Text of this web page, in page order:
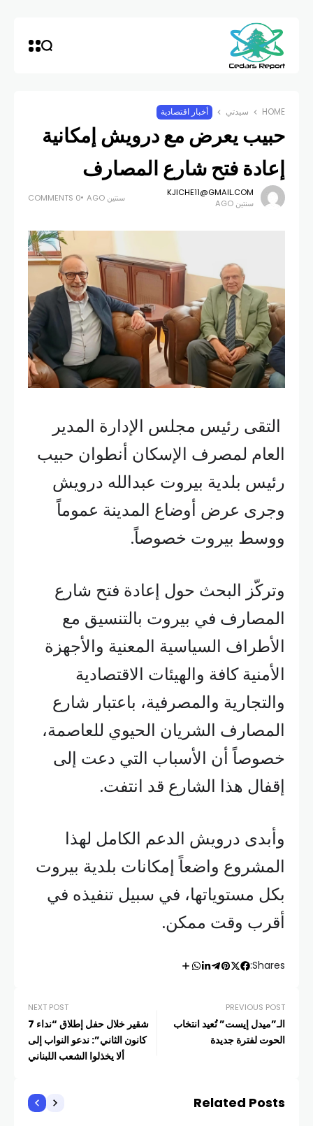
HOME سيدتي أخبار اقتصادية
حبيب يعرض مع درويش إمكانية
إعادة فتح شارع المصارف
KJICHE11@GMAIL.COM
سنتين AGO
سنتين AGO 0 COMMENTS
التقى رئيس مجلس الإدارة المدير
العام لمصرف الإسكان أنطوان حبيب
رئيس بلدية بيروت عبدالله درويش
وجرى عرض أوضاع المدينة عموماً
ووسط بيروت خصوصاً.
وتركّز البحث حول إعادة فتح شارع
المصارف في بيروت بالتنسيق مع
الأطراف السياسية المعنية والأجهزة
الأمنية كافة والهيئات الاقتصادية
والتجارية والمصرفية، باعتبار شارع
المصارف الشريان الحيوي للعاصمة،
خصوصاً أن الأسباب التي دعت إلى
إقفال هذا الشارع قد انتفت.
وأبدى درويش الدعم الكامل لهذا
المشروع واضعاً إمكانات بلدية بيروت
بكل مستوياتها، في سبيل تنفيذه في
أقرب وقت ممكن.
Shares:
PREVIOUS POST
الـ”ميدل إيست” تُعيد انتخاب
الحوت لفترة جديدة
NEXT POST
شقير خلال حفل إطلاق “نداء 7
كانون الثاني”: ندعو النواب إلى
ألا يخذلوا الشعب اللبناني
Related Posts